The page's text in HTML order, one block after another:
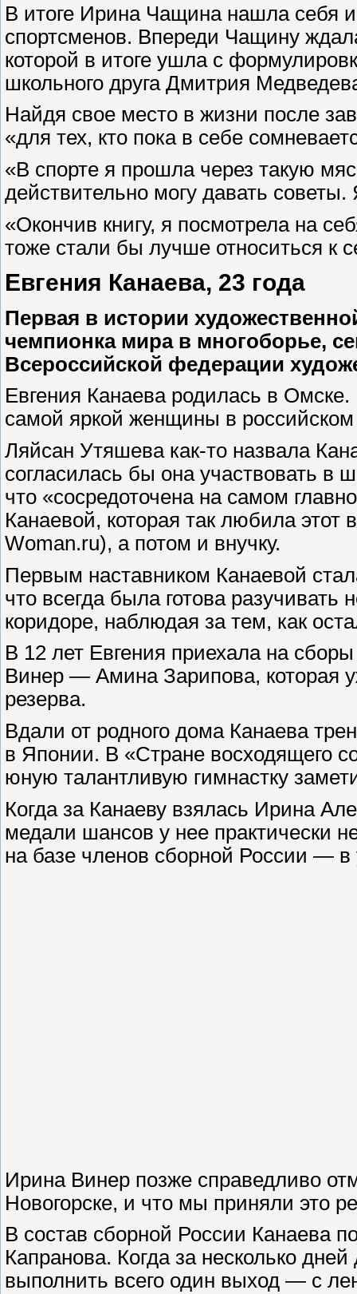
В итоге Ирина Чащина нашла себя и
спортсменов. Впереди Чащину
которой в итоге ушла с
школьного друга Дмитрия
Найдя свое место в жизни после
«для тех, кто пока в себе
«В спорте я прошла через такую
действительно могу давать
«Окончив книгу, я посмотрела на
тоже стали бы лучше относиться к
Евгения Канаева, 23 года
Первая в истории
чемпионка мира в многоборье,
Всероссийской федерации
Евгения Канаева родилась в
самой яркой женщины в российском
Ляйсан Утяшева как-то назвала
согласилась бы она участвовать в
что «сосредоточена на самом
Канаевой, которая так любила
Woman.ru), а потом и внучку.
Первым наставником Канаевой
что всегда была готова
коридоре, наблюдая за тем, как
В 12 лет Евгения приехала на
Винер — Амина Зарипова, которая
резерва.
Вдали от родного дома Канаева
в Японии. В «Стране восходящего
юную талантливую гимнастку
Когда за Канаеву взялась Ирина
медали шансов у нее практически
на базе членов сборной России — в
Ирина Винер позже справедливо
Новогорске, и что мы приняли это
В состав сборной России Канаева
Капранова. Когда за несколько
выполнить всего один выход — с